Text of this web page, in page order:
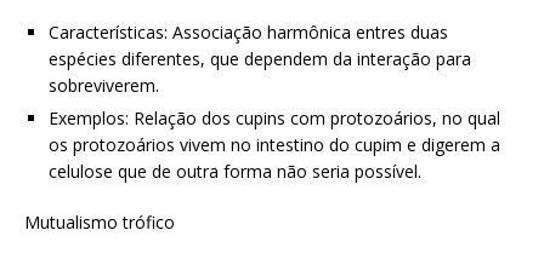
Características: Associação harmônica entres duas
espécies diferentes, que dependem da interação para
sobreviverem.
Exemplos: Relação dos cupins com protozoários, no qual
os protozoários vivem no intestino do cupim e digerem a
celulose que de outra forma não seria possível.
Mutualismo trófico